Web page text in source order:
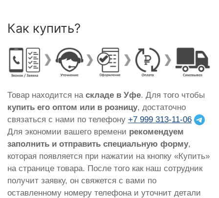
Как купить?
Товар находится на складе в Уфе. Для того чтобы
купить его оптом или в розницу, достаточно
связаться с нами по телефону +7 999 313-11-06
Для экономии вашего времени рекомендуем
заполнить и отправить специальную форму,
которая появляется при нажатии на кнопку «Купить»
на странице товара. После того как наш сотрудник
получит заявку, он свяжется с вами по
оставленному номеру телефона и уточнит детали